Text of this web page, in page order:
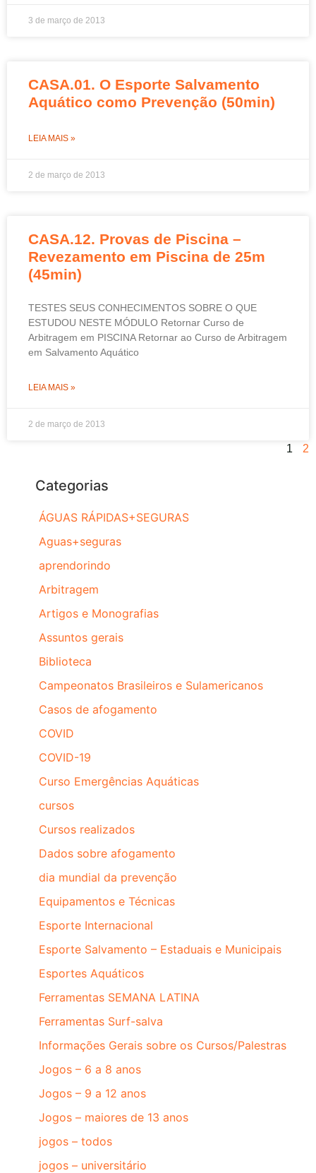
3 de março de 2013
CASA.01. O Esporte Salvamento
Aquático como Prevenção (50min)
LEIA MAIS »
2 de março de 2013
CASA.12. Provas de Piscina –
Revezamento em Piscina de 25m
(45min)
TESTES SEUS CONHECIMENTOS SOBRE O QUE
ESTUDOU NESTE MÓDULO Retornar Curso de
Arbitragem em PISCINA Retornar ao Curso de Arbitragem
em Salvamento Aquático
LEIA MAIS »
2 de março de 2013
1 2
Categorias
ÁGUAS RÁPIDAS+SEGURAS
Aguas+seguras
aprendorindo
Arbitragem
Artigos e Monografias
Assuntos gerais
Biblioteca
Campeonatos Brasileiros e Sulamericanos
Casos de afogamento
COVID
COVID-19
Curso Emergências Aquáticas
cursos
Cursos realizados
Dados sobre afogamento
dia mundial da prevenção
Equipamentos e Técnicas
Esporte Internacional
Esporte Salvamento – Estaduais e Municipais
Esportes Aquáticos
Ferramentas SEMANA LATINA
Ferramentas Surf-salva
Informações Gerais sobre os Cursos/Palestras
Jogos – 6 a 8 anos
Jogos – 9 a 12 anos
Jogos – maiores de 13 anos
jogos – todos
jogos – universitário